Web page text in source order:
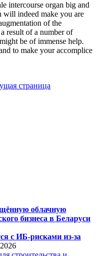
intercourse organ big and
will indeed make you are
of the
result of a number of
be of immense help.
to make your accomplice
страница
облачную
бизнеса в Беларуси
с ИБ-рисками из-за